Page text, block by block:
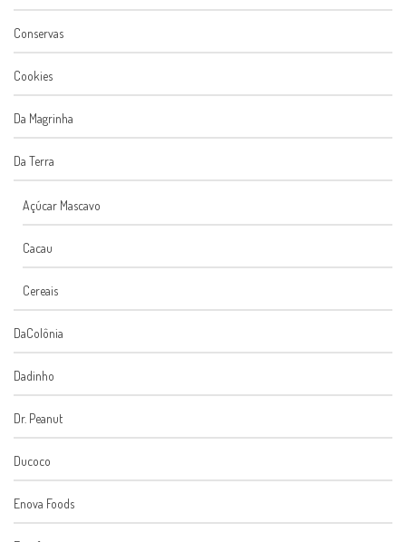
Conservas
Cookies
Da Magrinha
Da Terra
Açúcar Mascavo
Cacau
Cereais
DaColônia
Dadinho
Dr. Peanut
Ducoco
Enova Foods